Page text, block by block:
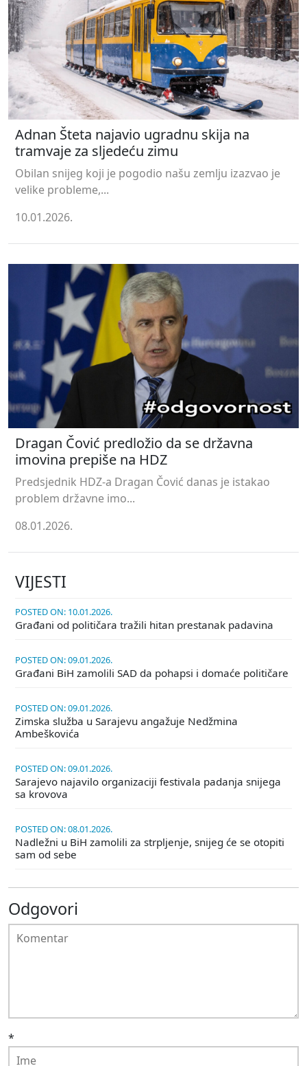
Adnan Šteta najavio ugradnu skija na
tramvaje za sljedeću zimu
Obilan snijeg koji je pogodio našu zemlju izazvao je
velike probleme,...
10.01.2026.
Dragan Čović predložio da se državna
imovina prepiše na HDZ
Predsjednik HDZ-a Dragan Čović danas je istakao
problem državne imo...
08.01.2026.
VIJESTI
POSTED ON: 10.01.2026.
Građani od političara tražili hitan prestanak padavina
POSTED ON: 09.01.2026.
Građani BiH zamolili SAD da pohapsi i domaće političare
POSTED ON: 09.01.2026.
Zimska služba u Sarajevu angažuje Nedžmina
Ambeškovića
POSTED ON: 09.01.2026.
Sarajevo najavilo organizaciji festivala padanja snijega
sa krovova
POSTED ON: 08.01.2026.
Nadležni u BiH zamolili za strpljenje, snijeg će se otopiti
sam od sebe
Odgovori
*